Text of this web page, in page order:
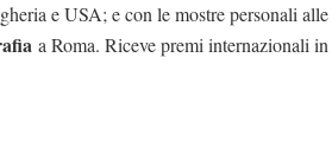
e USA; e con le mostre personali
a Roma. Riceve premi internazionali in